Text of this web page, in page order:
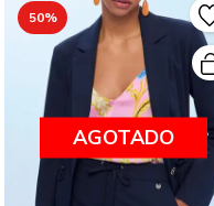
50%
AGOTADO